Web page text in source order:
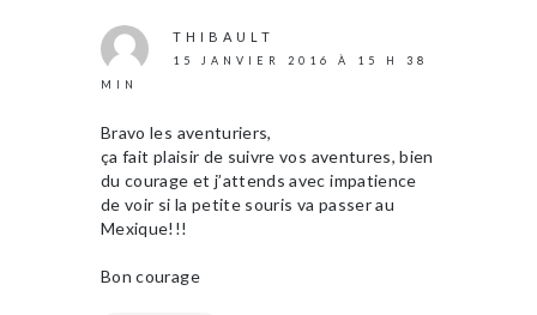
THIBAULT
15 JANVIER 2016 À 15 H 38
MIN
Bravo les aventuriers,
ça fait plaisir de suivre vos aventures, bien
du courage et j’attends avec impatience
de voir si la petite souris va passer au
Mexique!!!
Bon courage